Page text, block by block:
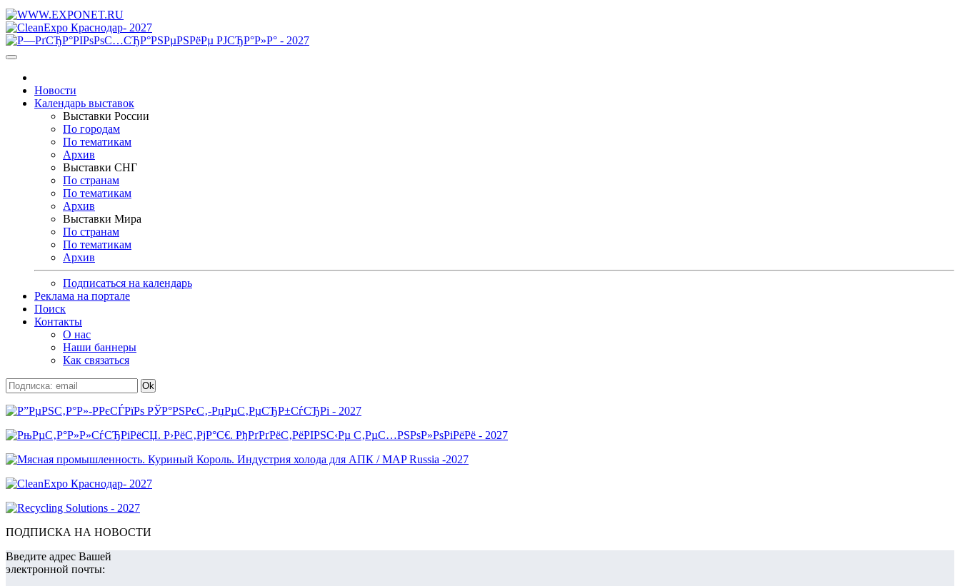
Новости
Календарь выставок
Выставки России
По городам
По тематикам
Архив
Выставки СНГ
По странам
По тематикам
Архив
Выставки Мира
По странам
По тематикам
Архив
Подписаться на календарь
Реклама на портале
Поиск
Контакты
О нас
Наши баннеры
Как связаться
ПОДПИСКА НА НОВОСТИ
Введите адрес Вашей
электронной почты: